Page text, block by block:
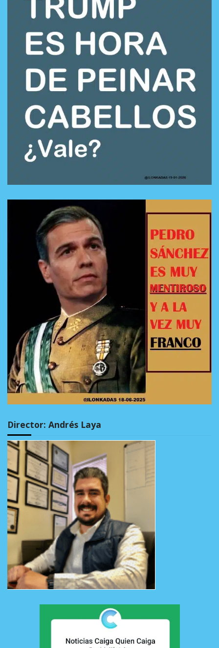
Director: Andrés Laya